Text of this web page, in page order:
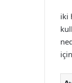
iki